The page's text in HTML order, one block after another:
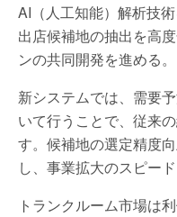
AI（人工知能）解析技
出店候補地の抽出を高
ンの共同開発を進める。
新システムでは、需要
いて行うことで、従来
す。候補地の選定精度
し、事業拡大のスピード
トランクルーム市場は